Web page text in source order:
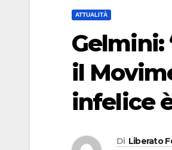
ATTUALITÀ
Gelmini:
il
infelice
Di Liberato